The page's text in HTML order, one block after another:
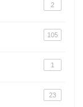
2
105
1
23